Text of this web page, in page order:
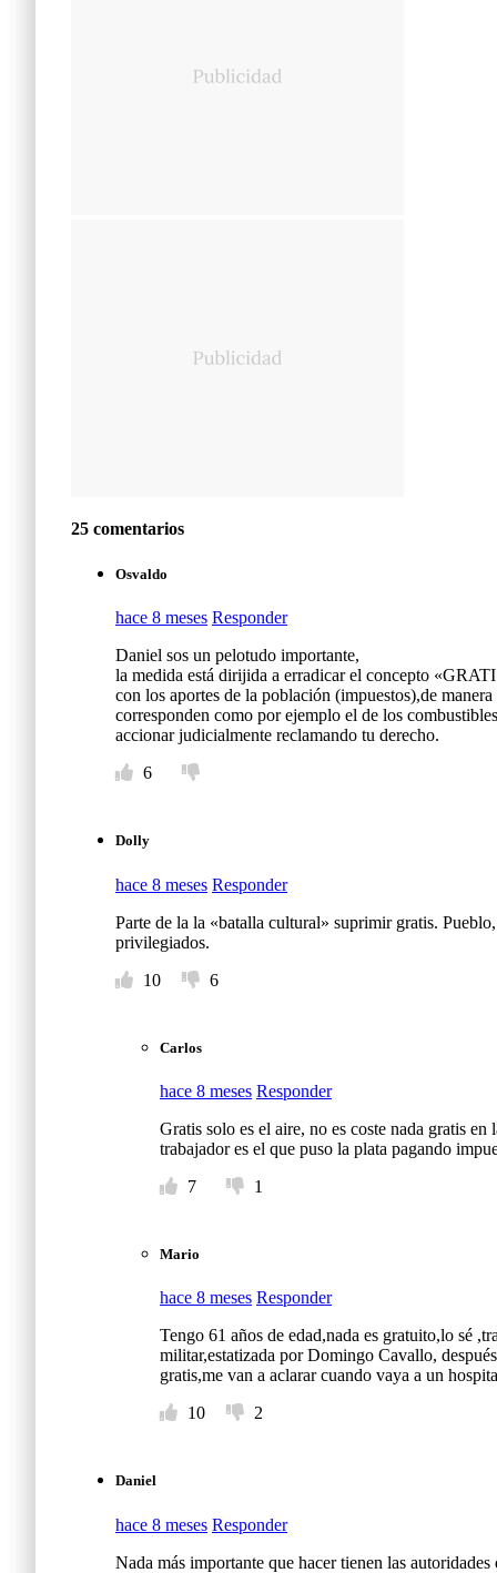
25 comentarios
Osvaldo
hace 8 meses Responder
Daniel sos un pelotudo importante,
la medida está dirijida a erradicar el concepto
con los aportes de la población (impuestos),de
corresponden como por ejemplo el de los
accionar judicialmente reclamando tu derecho.
6
Dolly
hace 8 meses Responder
Parte de la la «batalla cultural» suprimir gratis.
privilegiados.
10
6
Carlos
hace 8 meses Responder
Gratis solo es el aire, no es coste nada gratis
trabajador es el que puso la plata pagando
7
1
Mario
hace 8 meses Responder
Tengo 61 años de edad,nada es gratuito,lo sé
militar,estatizada por Domingo Cavallo,
gratis,me van a aclarar cuando vaya a un
10
2
Daniel
hace 8 meses Responder
Nada más importante que hacer tienen las